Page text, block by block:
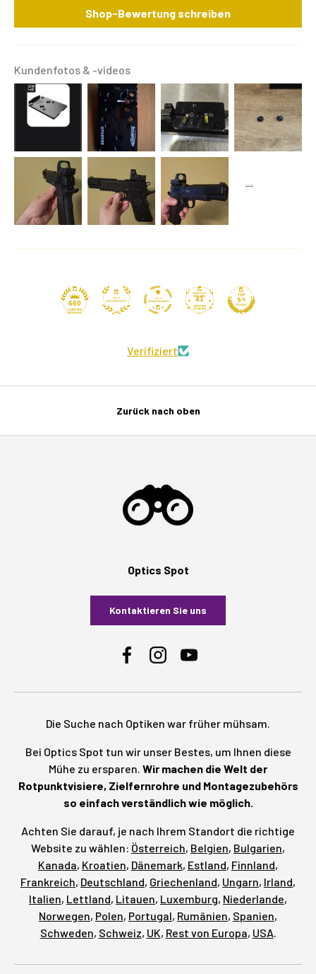
Shop-Bewertung schreiben
Kundenfotos & -videos
660
41
Verifiziert
Zurück nach oben
Optics Spot
Kontaktieren Sie uns
FacebookInstagramYouTube
Die Suche nach Optiken war früher mühsam.
Bei Optics Spot tun wir unser Bestes, um Ihnen diese
Mühe zu ersparen. Wir machen die Welt der
Rotpunktvisiere, Zielfernrohre und Montagezubehörs
so einfach verständlich wie möglich.
Achten Sie darauf, je nach Ihrem Standort die richtige
Website zu wählen: Österreich, Belgien, Bulgarien,
Kanada, Kroatien, Dänemark, Estland, Finnland,
Frankreich, Deutschland, Griechenland, Ungarn, Irland,
Italien, Lettland, Litauen, Luxemburg, Niederlande,
Norwegen, Polen, Portugal, Rumänien, Spanien,
Schweden, Schweiz, UK, Rest von Europa, USA